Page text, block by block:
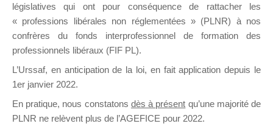
DE
législatives qui ont pour conséquence de rattacher les
« professions libérales non réglementées » (PLNR) à nos
confrères du fonds interprofessionnel de formation des
professionnels libéraux (FIF PL).
L’Urssaf, en anticipation de la loi, en fait application depuis le
1er janvier 2022.
En pratique, nous constatons dès à présent qu’une majorité de
PLNR ne relèvent plus de l’AGEFICE pour 2022.